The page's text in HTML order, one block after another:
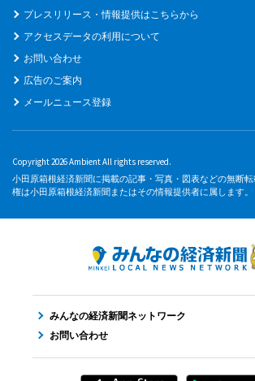
プレスリリース・情報提供はこちらから
アクセスデータの利用について
お問い合わせ
広告のご案内
メールニュース登録
Copyright 2026 Ambient All rights reserved.
小田原箱根経済新聞に掲載の記事・写真・図表などの無断
権は小田原箱根経済新聞またはその情報提供者に属します。
みんなの経済新聞ネットワーク
お問い合わせ